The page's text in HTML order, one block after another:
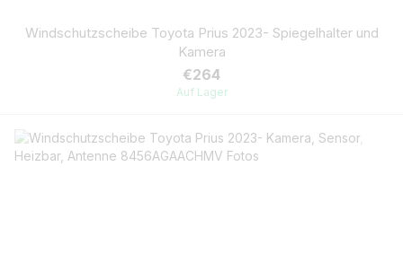
Windschutzscheibe Toyota Prius 2023- Spiegelhalter und
Kamera
€264
Auf Lager